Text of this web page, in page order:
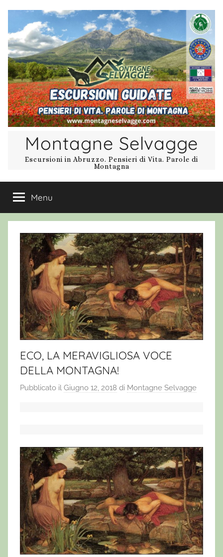
contenuto
Montagne Selvagge
Escursioni in Abruzzo. Pensieri di Vita. Parole di
Montagna
Menu
ECO, LA MERAVIGLIOSA VOCE
DELLA MONTAGNA!
Pubblicato il Giugno 12, 2018 di Montagne Selvagge